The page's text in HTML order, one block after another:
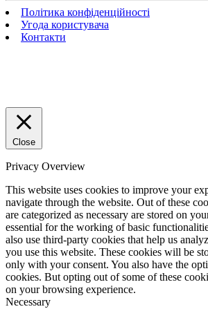
Політика конфіденційності
Угода користувача
Контакти
Close
Privacy Overview
This website uses cookies to improve your
navigate through the website. Out of these
are categorized as necessary are stored on
essential for the working of basic
also use third-party cookies that help us
you use this website. These cookies will be
only with your consent. You also have the
cookies. But opting out of some of these
on your browsing experience.
Necessary